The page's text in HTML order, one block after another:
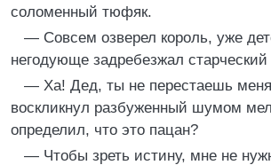
соломенный тюфяк.
— Совсем озверел король, уже
негодующе задребезжал старческий
— Ха! Дед, ты не перестаешь
воскликнул разбуженный шумом
определил, что это пацан?
— Чтобы зреть истину, мне не